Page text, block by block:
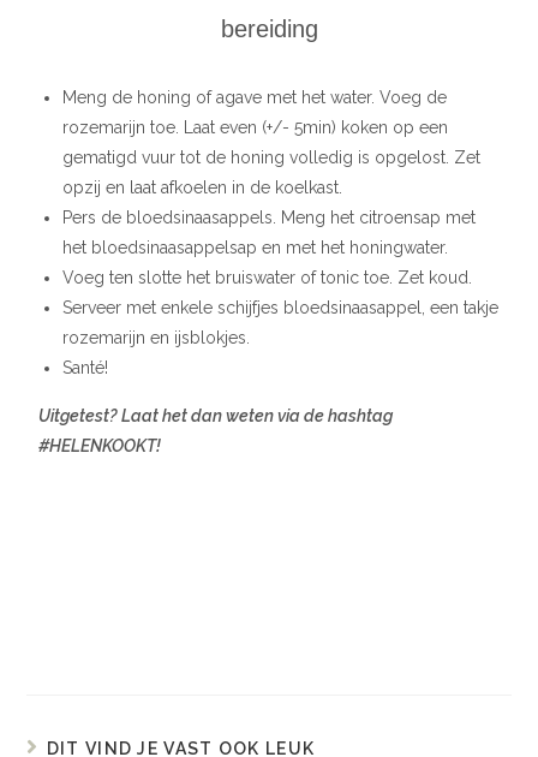
bereiding
Meng de honing of agave met het water. Voeg de
rozemarijn toe. Laat even (+/- 5min) koken op een
gematigd vuur tot de honing volledig is opgelost. Zet
opzij en laat afkoelen in de koelkast.
Pers de bloedsinaasappels. Meng het citroensap met
het bloedsinaasappelsap en met het honingwater.
Voeg ten slotte het bruiswater of tonic toe. Zet koud.
Serveer met enkele schijfjes bloedsinaasappel, een takje
rozemarijn en ijsblokjes.
Santé!
Uitgetest? Laat het dan weten via de hashtag
#HELENKOOKT!
DIT VIND JE VAST OOK LEUK